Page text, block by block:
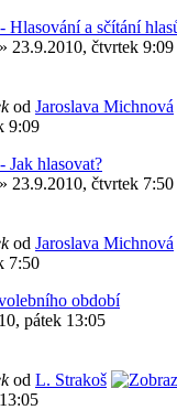
a sčítání
» 23.9.2010, čtvrtek 9:09
od Jaroslava Michnová
9:09
hlasovat?
» 23.9.2010, čtvrtek 7:50
od Jaroslava Michnová
7:50
období
pátek 13:05
od L. Strakoš